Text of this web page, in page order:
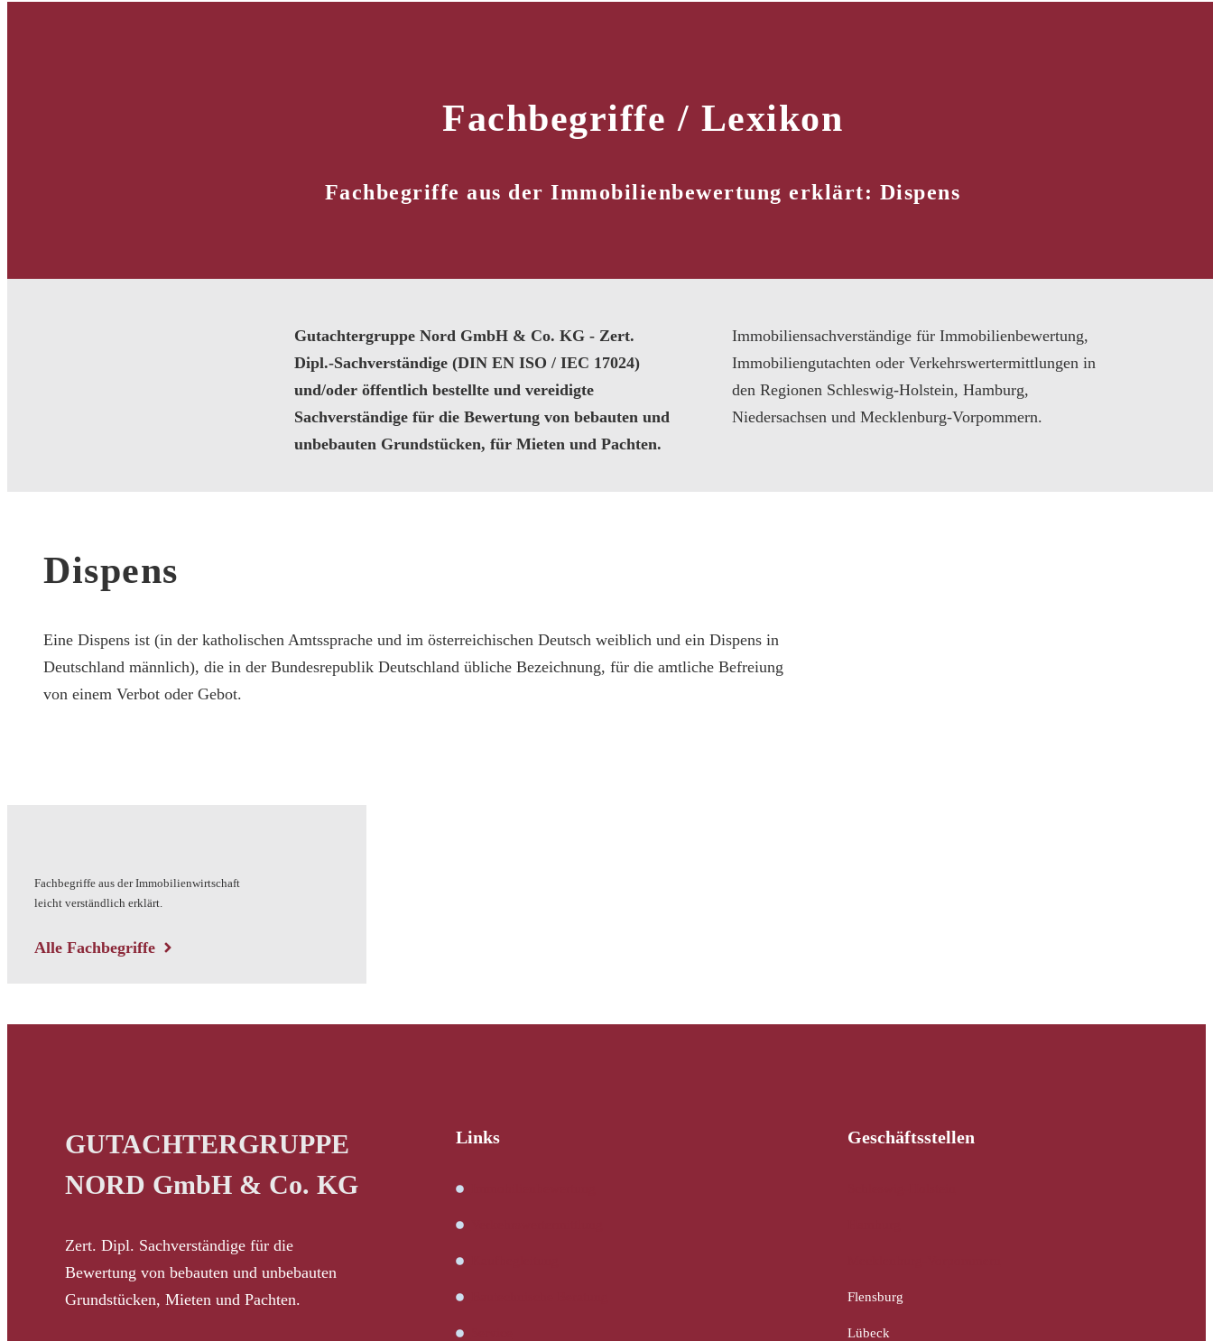
Fachbegriffe / Lexikon
Fachbegriffe aus der Immobilienbewertung erklärt: Dispens
Gutachtergruppe Nord GmbH & Co. KG - Zert.
Dipl.-Sachverständige (DIN EN ISO / IEC 17024)
und/oder öffentlich bestellte und vereidigte
Sachverständige für die Bewertung von bebauten und
unbebauten Grundstücken, für Mieten und Pachten.
Immobiliensachverständige für Immobilienbewertung,
Immobiliengutachten oder Verkehrswertermittlungen in
den Regionen Schleswig-Holstein, Hamburg,
Niedersachsen und Mecklenburg-Vorpommern.
Dispens
Eine Dispens ist (in der katholischen Amtssprache und im österreichischen Deutsch weiblich und ein Dispens in
Deutschland männlich), die in der Bundesrepublik Deutschland übliche Bezeichnung, für die amtliche Befreiung
von einem Verbot oder Gebot.
Fachbegriffe aus der Immobilienwirtschaft
leicht verständlich erklärt.
Alle Fachbegriffe
GUTACHTERGRUPPE
NORD GmbH & Co. KG
Zert. Dipl. Sachverständige für die
Bewertung von bebauten und unbebauten
Grundstücken, Mieten und Pachten.
Links Geschäftsstellen
Flensburg
Lübeck